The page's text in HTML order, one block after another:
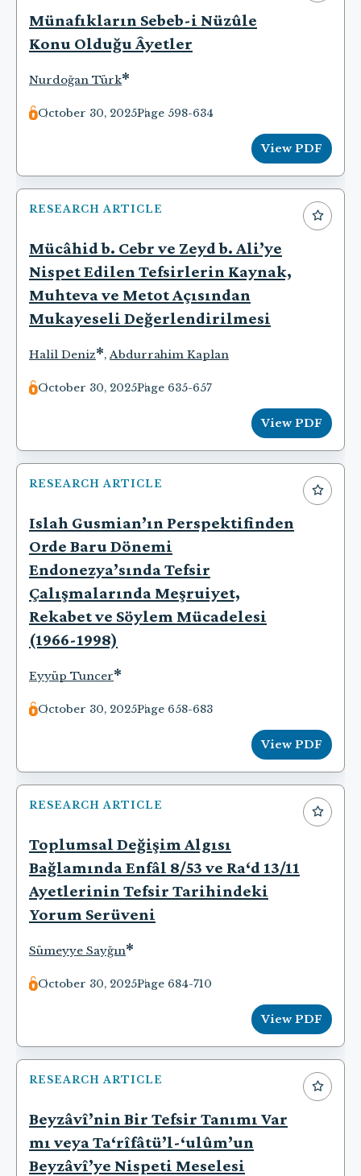
Münafıkların Sebeb-i Nüzûle
Konu Olduğu Âyetler
Nurdoğan Türk*
October 30, 2025Page 598-634
View PDF
RESEARCH ARTICLE
Mücâhid b. Cebr ve Zeyd b. Ali’ye
Nispet Edilen Tefsirlerin Kaynak,
Muhteva ve Metot Açısından
Mukayeseli Değerlendirilmesi
Halil Deniz*,Abdurrahim Kaplan
October 30, 2025Page 635-657
View PDF
RESEARCH ARTICLE
Islah Gusmian’ın Perspektifinden
Orde Baru Dönemi
Endonezya’sında Tefsir
Çalışmalarında Meşruiyet,
Rekabet ve Söylem Mücadelesi
(1966-1998)
Eyyüp Tuncer*
October 30, 2025Page 658-683
View PDF
RESEARCH ARTICLE
Toplumsal Değişim Algısı
Bağlamında Enfâl 8/53 ve Ra‘d 13/11
Ayetlerinin Tefsir Tarihindeki
Yorum Serüveni
Sümeyye Sayğın*
October 30, 2025Page 684-710
View PDF
RESEARCH ARTICLE
Beyzâvî’nin Bir Tefsir Tanımı Var
mı veya Ta‘rîfâtü’l-‘ulûm’un
Beyzâvî’ye Nispeti Meselesi